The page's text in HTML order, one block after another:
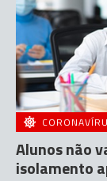
Alunos não
isolamento